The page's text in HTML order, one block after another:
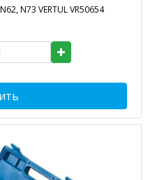
N73 VERTUL VR50654